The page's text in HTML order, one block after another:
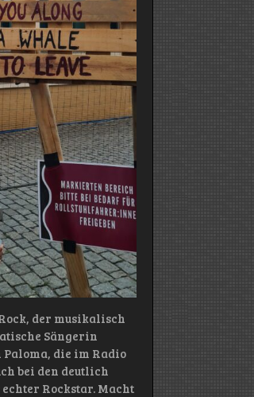
der musikalisch
Sängerin
die im Radio
bei den deutlich
Rockstar. Macht